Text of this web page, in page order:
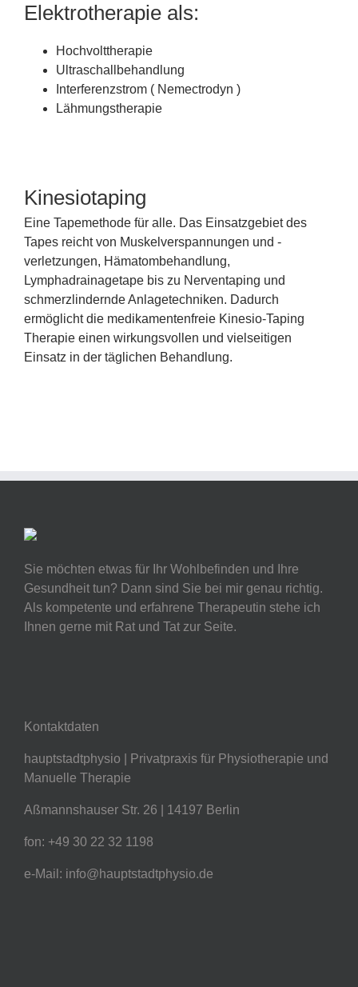
Elektrotherapie als:
Hochvolttherapie
Ultraschallbehandlung
Interferenzstrom ( Nemectrodyn )
Lähmungstherapie
Kinesiotaping
Eine Tapemethode für alle. Das Einsatzgebiet des
Tapes reicht von Muskelverspannungen und -
verletzungen, Hämatombehandlung,
Lymphadrainagetape bis zu Nerventaping und
schmerzlindernde Anlagetechniken. Dadurch
ermöglicht die medikamentenfreie Kinesio-Taping
Therapie einen wirkungsvollen und vielseitigen
Einsatz in der täglichen Behandlung.
Sie möchten etwas für Ihr Wohlbefinden und Ihre
Gesundheit tun? Dann sind Sie bei mir genau richtig.
Als kompetente und erfahrene Therapeutin stehe ich
Ihnen gerne mit Rat und Tat zur Seite.
Kontaktdaten
hauptstadtphysio | Privatpraxis für Physiotherapie und
Manuelle Therapie
Aßmannshauser Str. 26 | 14197 Berlin
fon: +49 30 22 32 1198
e-Mail: info@hauptstadtphysio.de